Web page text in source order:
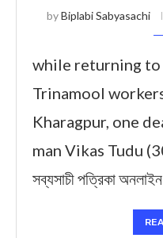
byBiplabi Sabyasachi
while returning to
Trinamool
Kharagpur, one
man Vikas Tudu
সব্যসাচী পত্রিকা